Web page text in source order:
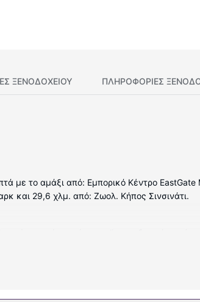
ΞΕΝΟΔΟΧΕΙΟΥ ΠΛΗΡΟΦΟΡΊΕΣ
με το αμάξι από: Εμπορικό Κέντρο
και 29,6 χλμ. από: Ζωολ. Κήπος Σινσινάτι.
συνδυασμό ντουζιέρας-μπανιέρας και